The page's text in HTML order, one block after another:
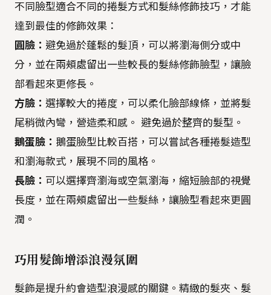
不同臉型適合不同的捲髮方式和髮絲修飾技巧，才能
達到最佳的修飾效果：
圓臉： 避免過於蓬鬆的髮頂，可以將瀏海側分或中
分，並在兩頰處留出一些較長的髮絲修飾臉型，讓臉
部看起來更修長。
方臉： 選擇較大的捲度，可以柔化臉部線條，並將髮
尾稍微內彎，營造柔和感。 避免過於整齊的髮型。
鵝蛋臉： 鵝蛋臉型比較百搭，可以嘗試各種捲髮造型
和瀏海款式，展現不同的風格。
長臉： 可以選擇齊瀏海或空氣瀏海，縮短臉部的視覺
長度，並在兩頰處留出一些髮絲，讓臉型看起來更圓
潤。
巧用髮飾增添浪漫氛圍
髮飾是提升約會造型浪漫感的關鍵。精緻的髮夾、髮